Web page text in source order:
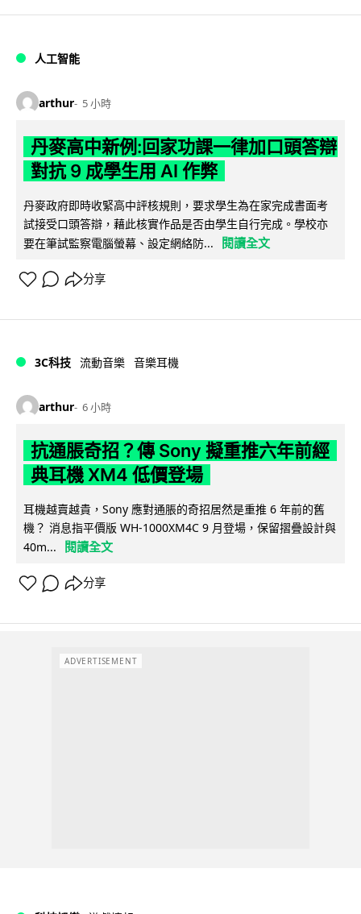
人工智能
arthur 5 小時
丹麥高中新例:回家功課一律加口頭答辯
對抗 9 成學生用 AI 作弊
丹麥政府即時收緊高中評核規則，要求學生為在家完成書面考
試接受口頭答辯，藉此核實作品是否由學生自行完成。學校亦
要在筆試監察電腦螢幕、設定網絡防...
閱讀全文
分享
3C科技 流動音樂 音樂耳機
arthur 6 小時
抗通脹奇招？傳 Sony 擬重推六年前經
典耳機 XM4 低價登場
耳機越賣越貴，Sony 應對通脹的奇招居然是重推 6 年前的舊
機？ 消息指平價版 WH-1000XM4C 9 月登場，保留摺疊設計與
40m...
閱讀全文
分享
ADVERTISEMENT